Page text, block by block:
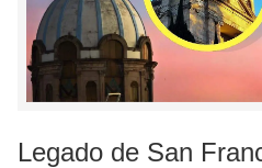
Legado de San